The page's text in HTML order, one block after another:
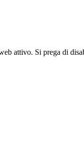
attivo. Si prega di